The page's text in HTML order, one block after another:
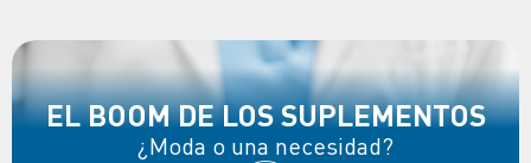
EL BOOM DE LOS SUPLEMENTOS
¿Moda o una necesidad?